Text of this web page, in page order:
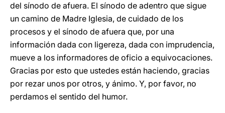
del sínodo de afuera. El sínodo de adentro que sigue
un camino de Madre Iglesia, de cuidado de los
procesos y el sínodo de afuera que, por una
información dada con ligereza, dada con imprudencia,
mueve a los informadores de oficio a equivocaciones.
Gracias por esto que ustedes están haciendo, gracias
por rezar unos por otros, y ánimo. Y, por favor, no
perdamos el sentido del humor.